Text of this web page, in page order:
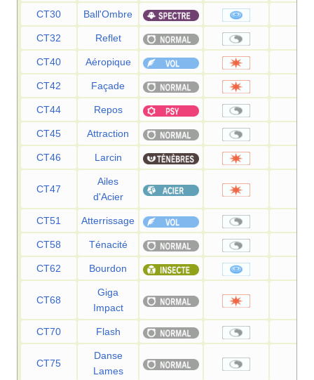
CT30 Ball'Ombre
CT32 Reflet
CT40 Aéropique
CT42 Façade
CT44 Repos
CT45 Attraction
CT46 Larcin
CT47
Ailes
d'Acier
CT51 Atterrissage
CT58 Ténacité
CT62 Bourdon
CT68
Giga
Impact
CT70 Flash
CT75
Danse
Lames